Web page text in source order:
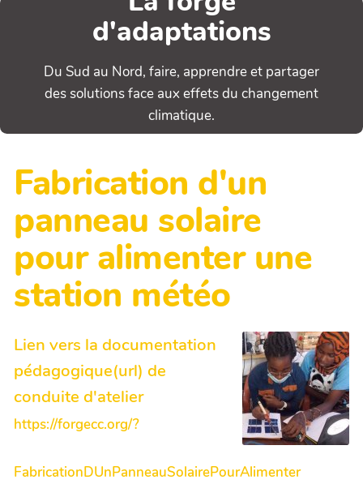
d'adaptations
Du Sud au Nord, faire, apprendre et partager
des solutions face aux effets du changement
climatique.
Fabrication d'un
panneau solaire
pour alimenter une
station météo
Lien vers la documentation
pédagogique(url) de
conduite d'atelier
https://forgecc.org/?
FabricationDUnPanneauSolairePourAlimenter